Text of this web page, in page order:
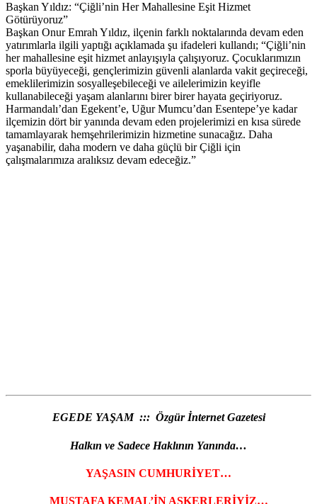
Başkan Yıldız: “Çiğli’nin Her Mahallesine Eşit Hizmet
Götürüyoruz”
Başkan Onur Emrah Yıldız, ilçenin farklı noktalarında devam eden
yatırımlarla ilgili yaptığı açıklamada şu ifadeleri kullandı; “Çiğli’nin
her mahallesine eşit hizmet anlayışıyla çalışıyoruz. Çocuklarımızın
sporla büyüyeceği, gençlerimizin güvenli alanlarda vakit geçireceği,
emeklilerimizin sosyalleşebileceği ve ailelerimizin keyifle
kullanabileceği yaşam alanlarını birer birer hayata geçiriyoruz.
Harmandalı’dan Egekent’e, Uğur Mumcu’dan Esentepe’ye kadar
ilçemizin dört bir yanında devam eden projelerimizi en kısa sürede
tamamlayarak hemşehrilerimizin hizmetine sunacağız. Daha
yaşanabilir, daha modern ve daha güçlü bir Çiğli için
çalışmalarımıza aralıksız devam edeceğiz.”
EGEDE YAŞAM ::: Özgür İnternet Gazetesi
Halkın ve Sadece Haklının Yanında…
YAŞASIN CUMHURİYET…
MUSTAFA KEMAL’İN ASKERLERİYİZ…